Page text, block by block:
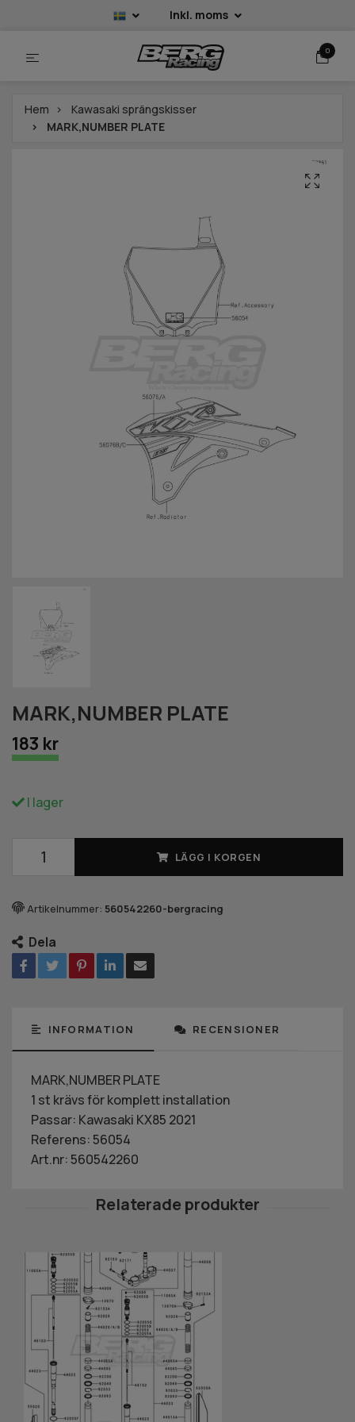
Inkl. moms
0
Hem
Kawasaki sprängskisser
MARK,NUMBER PLATE
MARK,NUMBER PLATE
183 kr
I lager
LÄGG I KORGEN
Artikelnummer: 560542260-bergracing
Dela
INFORMATION RECENSIONER
MARK,NUMBER PLATE
1 st krävs för komplett installation
Passar: Kawasaki KX85 2021
Referens: 56054
Art.nr: 560542260